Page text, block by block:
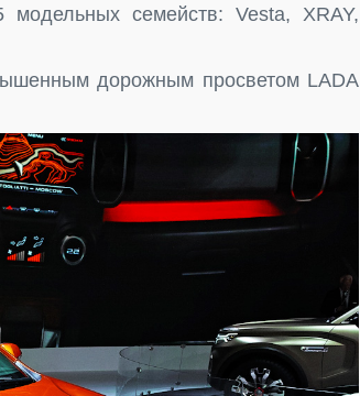
семейств: Vesta, XRAY,
дорожным просветом LADA